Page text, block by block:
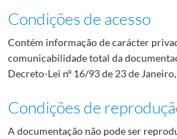
Condições de acesso
Contém informação de carácter
comunicabilidade total da
Decreto-Lei nº 16/93 de 23 de Janeiro,
Condições de
A documentação não pode ser